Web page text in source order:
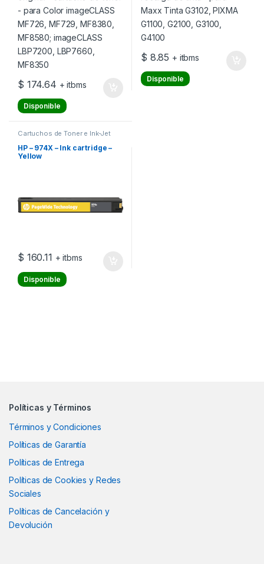
$ 174.64 + itbms
Disponible
$ 8.85 + itbms
Disponible
Cartuchos de Toner e Ink-Jet
HP – 974X – Ink cartridge –
Yellow
$ 160.11 + itbms
Disponible
Políticas y Términos
Términos y Condiciones
Políticas de Garantía
Políticas de Entrega
Políticas de Cookies y Redes
Sociales
Políticas de Cancelación y
Devolución